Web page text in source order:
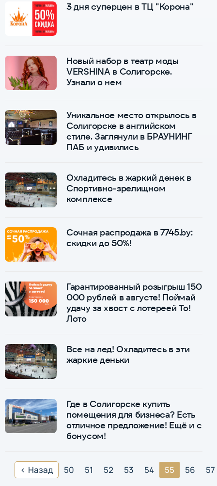
3 дня суперцен в ТЦ "Корона"
Новый набор в театр моды
VERSHINA в Солигорске.
Узнали о нем
Уникальное место открылось в
Солигорске в английском
стиле. Заглянули в БРАУНИНГ
ПАБ и удивились
Охладитесь в жаркий денек в
Спортивно-зрелищном
комплексе
Сочная распродажа в 7745.by:
скидки до 50%!
Гарантированный розыгрыш 150
000 рублей в августе! Поймай
удачу за хвост с лотереей То!
Лото
Все на лед! Охладитесь в эти
жаркие деньки
Где в Солигорске купить
помещения для бизнеса? Есть
отличное предложение! Ещё и с
бонусом!
Назад 50 51 52 53 54 55 56 57